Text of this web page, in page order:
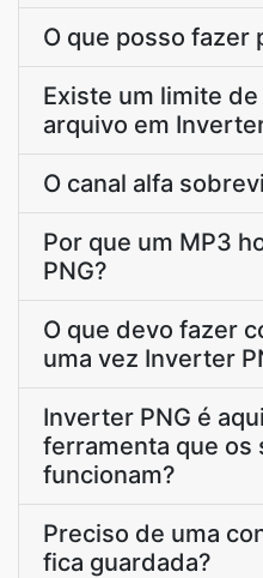
O que posso fazer
Existe um limite
arquivo em
O canal alfa
Por que um MP3
PNG?
O que devo fazer
uma vez Inverter
Inverter PNG é
ferramenta que os
funcionam?
Preciso de uma
fica guardada?